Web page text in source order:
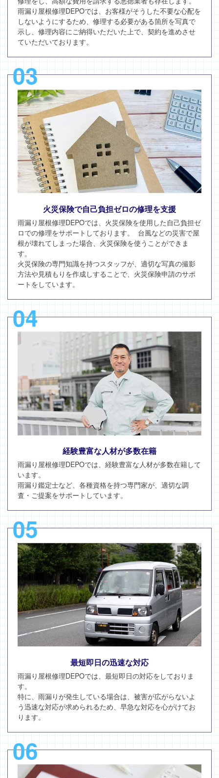
雨漏り屋根修理DEPOでは、お客様がそうした不要な心配を
しないようにするため、修理する必要がある箇所を写真で
示し、修理内容にご納得いただいた上で、契約を進めさせ
ていただいております。
03
火災保険で自己負担ゼロの修理を支援
雨漏り屋根修理DEPOでは、火災保険を使用した自己負担ゼ
ロでの修理をサポートしております。 台風などの災害で屋
根が壊れてしまった場合、火災保険を使うことができま
す。
火災保険の専門知識を持つスタッフが、適切な写真の撮影
方法や見積もりを作成しすることで、火災保険申請のサポ
ートをしています。
04
経験豊富な人材が多数在籍
雨漏り屋根修理DEPOでは、経験豊富な人材が多数在籍して
います。
雨漏り鑑定士など、各種資格を持つ専門家が、適切な調
査・ご提案をサポートしています。
05
最短即日の迅速な対応
雨漏り屋根修理DEPOでは、最短即日の対応をしておりま
す。
特に、雨漏りが発生している場合は、被害が広がらないよ
う迅速な対応が求められるため、早急な対応を心がけてお
ります。
06